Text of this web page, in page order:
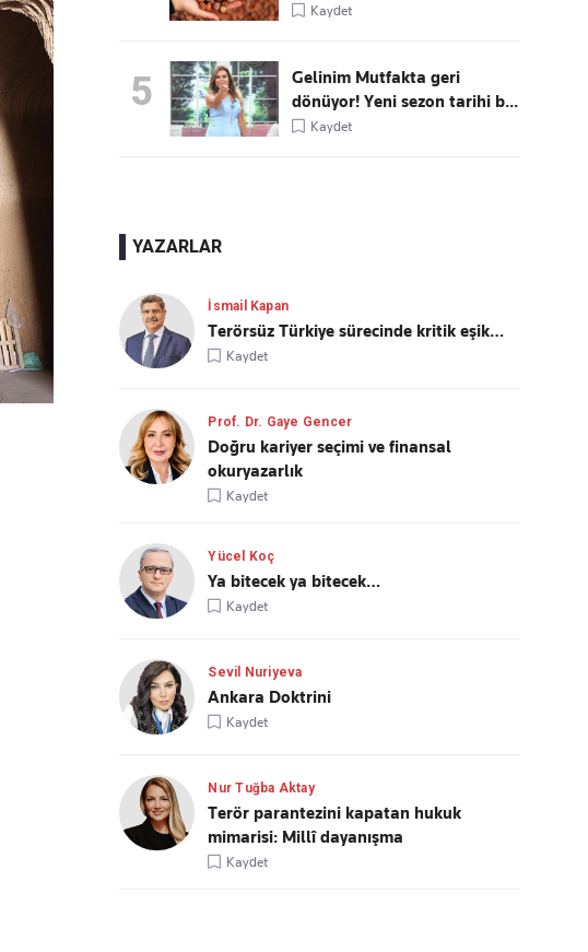
Kaydet
5
Gelinim Mutfakta geri
dönüyor! Yeni sezon tarihi b...
Kaydet
YAZARLAR
İsmail Kapan
Terörsüz Türkiye sürecinde kritik eşik…
Kaydet
Prof. Dr. Gaye Gencer
Doğru kariyer seçimi ve finansal
okuryazarlık
Kaydet
Yücel Koç
Ya bitecek ya bitecek…
Kaydet
Sevil Nuriyeva
Ankara Doktrini
Kaydet
Nur Tuğba Aktay
Terör parantezini kapatan hukuk
mimarisi: Millî dayanışma
Kaydet